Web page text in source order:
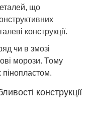
що
конструкції.
чи в змозі
морози. Тому
пінопластом.
конструкції